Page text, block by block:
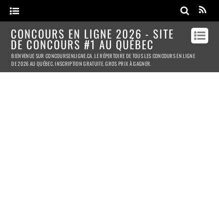
CONCOURS EN LIGNE 2026 - SITE
DE CONCOURS #1 AU QUÉBEC
BIENVENUE SUR CONCOURSENLIGNE.CA. LE RÉPERTOIRE DE TOUS LES CONCOURS EN LIGNE
DE 2026 AU QUÉBEC. INSCRIPTION GRATUITE. GROS PRIX À GAGNER.